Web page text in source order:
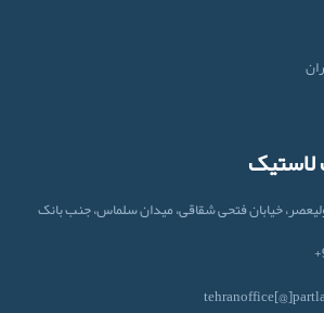
لاستیک
خیابان فتحی شقاقی، میدان سلماس، جنب بانک